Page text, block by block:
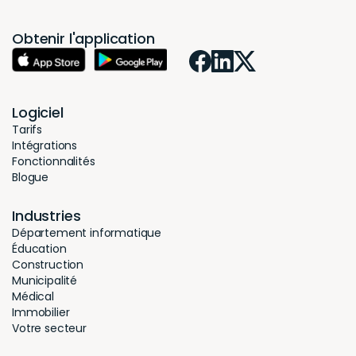
Obtenir l'application
Logiciel
Tarifs
Intégrations
Fonctionnalités
Blogue
Industries
Département informatique
Éducation
Construction
Municipalité
Médical
Immobilier
Votre secteur